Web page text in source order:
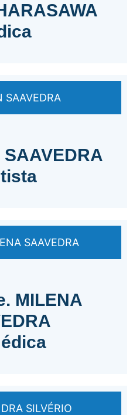
SAAVEDRA
SAAVEDRA
SAAVEDRA
MILENA
SILVÉRIO